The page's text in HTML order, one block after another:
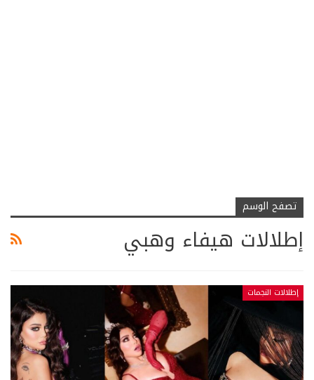
تصفح الوسم
إطلالات هيفاء وهبي
إطلالات النجمات